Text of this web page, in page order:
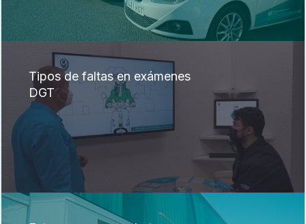
Tipos de faltas en exámenes
DGT